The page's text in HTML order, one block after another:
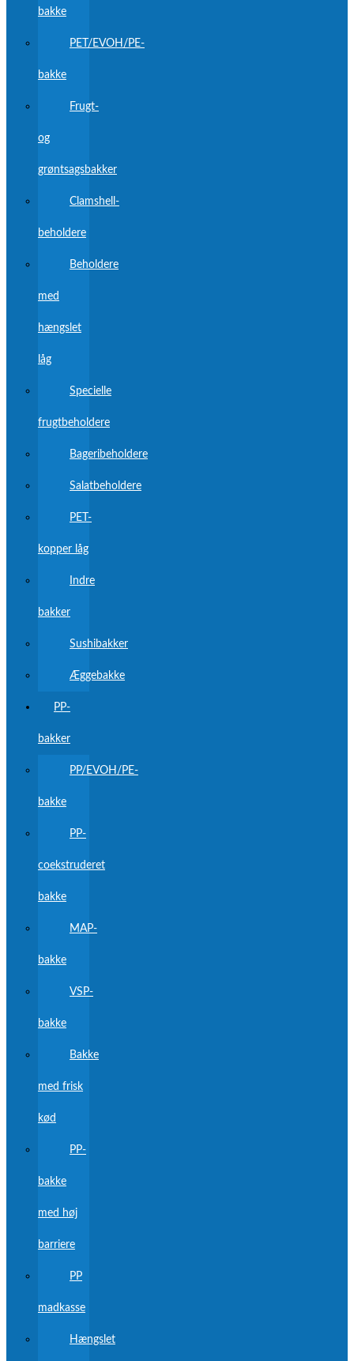
bakke
PET/EVOH/PE-
bakke
Frugt-
og
grøntsagsbakker
Clamshell-
beholdere
Beholdere
med
hængslet
låg
Specielle
frugtbeholdere
Bageribeholdere
Salatbeholdere
PET-
kopper låg
Indre
bakker
Sushibakker
Æggebakke
PP-
bakker
PP/EVOH/PE-
bakke
PP-
coekstruderet
bakke
MAP-
bakke
VSP-
bakke
Bakke
med frisk
kød
PP-
bakke
med høj
barriere
PP
madkasse
Hængslet